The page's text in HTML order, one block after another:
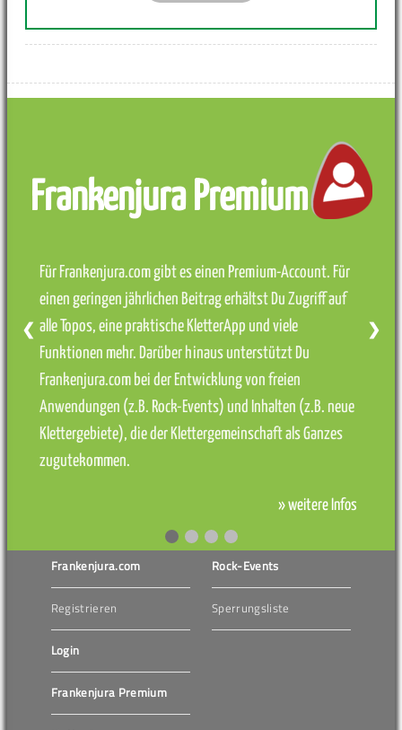
Frankenjura Premium
Für Frankenjura.com gibt es einen Premium-Account. Für
einen geringen jährlichen Beitrag erhältst Du Zugriff auf
alle Topos, eine praktische KletterApp und viele
Funktionen mehr. Darüber hinaus unterstützt Du
Frankenjura.com bei der Entwicklung von freien
Anwendungen (z.B. Rock-Events) und Inhalten (z.B. neue
Klettergebiete), die der Klettergemeinschaft als Ganzes
zugutekommen.
» weitere Infos
❮ ❯
Frankenjura.com
Registrieren
Login
Frankenjura Premium
Rock-Events
Sperrungsliste